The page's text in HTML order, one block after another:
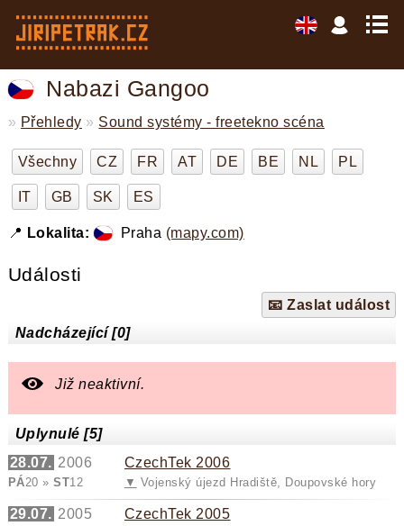
Nabazi Gangoo
» Přehledy » Sound systémy - freetekno scéna
Všechny CZ FR AT DE BE NL PL
IT GB SK ES
📍 Lokalita: Praha (mapy.com)
Události
📧 Zaslat událost
Nadcházející [0]
Již neaktivní.
Uplynulé [5]
28.07. 2006
PÁ20 »ST12
CzechTek 2006
▼ Vojenský újezd Hradiště, Doupovské hory
29.07. 2005 CzechTek 2005